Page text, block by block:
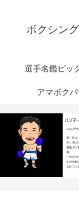
ボクシン
選手名鑑ピッ
アマボクパ